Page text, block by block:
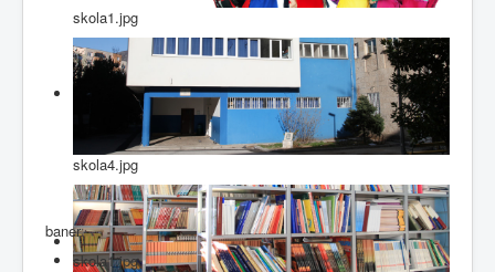
skola1.jpg
skola4.jpg
baner
skola1.jpg